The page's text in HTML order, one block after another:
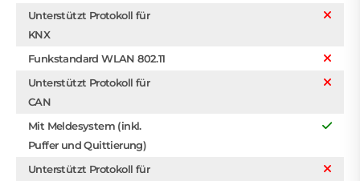
Unterstützt Protokoll für
KNX
Funkstandard WLAN 802.11
Unterstützt Protokoll für
CAN
Mit Meldesystem (inkl.
Puffer und Quittierung)
Unterstützt Protokoll für